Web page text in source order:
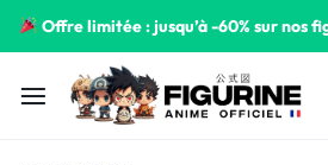
Offre limitée : jusqu’à -60% sur nos